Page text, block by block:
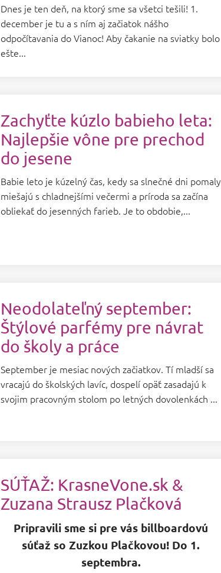
Dnes je ten deň, na ktorý sme sa všetci tešili! 1.
december je tu a s ním aj začiatok nášho
odpočítavania do Vianoc! Aby čakanie na sviatky bolo
ešte...
Zachyťte kúzlo babieho leta:
Najlepšie vône pre prechod
do jesene
Babie leto je kúzelný čas, kedy sa slnečné dni pomaly
miešajú s chladnejšími večermi a príroda sa začína
obliekať do jesenných farieb. Je to obdobie,...
Neodolateľný september:
Štýlové parfémy pre návrat
do školy a práce
September je mesiac nových začiatkov. Tí mladší sa
vracajú do školských lavíc, dospelí opäť zasadajú k
svojim pracovným stolom po letných dovolenkách ...
SÚŤAŽ: KrasneVone.sk &
Zuzana Strausz Plačková
Pripravili sme si pre vás billboardovú
súťaž so Zuzkou Plačkovou! Do 1.
septembra.